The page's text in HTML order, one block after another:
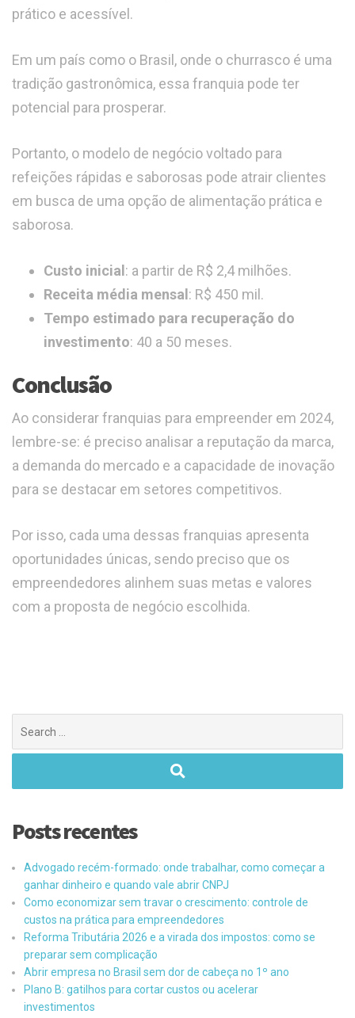
prático e acessível.
Em um país como o Brasil, onde o churrasco é uma
tradição gastronômica, essa franquia pode ter
potencial para prosperar.
Portanto, o modelo de negócio voltado para
refeições rápidas e saborosas pode atrair clientes
em busca de uma opção de alimentação prática e
saborosa.
Custo inicial : a partir de R$ 2,4 milhões.
Receita média mensal : R$ 450 mil.
Tempo estimado para recuperação do
investimento: 40 a 50 meses.
Conclusão
Ao considerar franquias para empreender em 2024,
lembre-se: é preciso analisar a reputação da marca,
a demanda do mercado e a capacidade de inovação
para se destacar em setores competitivos.
Por isso, cada uma dessas franquias apresenta
oportunidades únicas, sendo preciso que os
empreendedores alinhem suas metas e valores
com a proposta de negócio escolhida.
Posts recentes
Advogado recém-formado: onde trabalhar, como começar a
ganhar dinheiro e quando vale abrir CNPJ
Como economizar sem travar o crescimento: controle de
custos na prática para empreendedores
Reforma Tributária 2026 e a virada dos impostos: como se
preparar sem complicação
Abrir empresa no Brasil sem dor de cabeça no 1º ano
Plano B: gatilhos para cortar custos ou acelerar
investimentos